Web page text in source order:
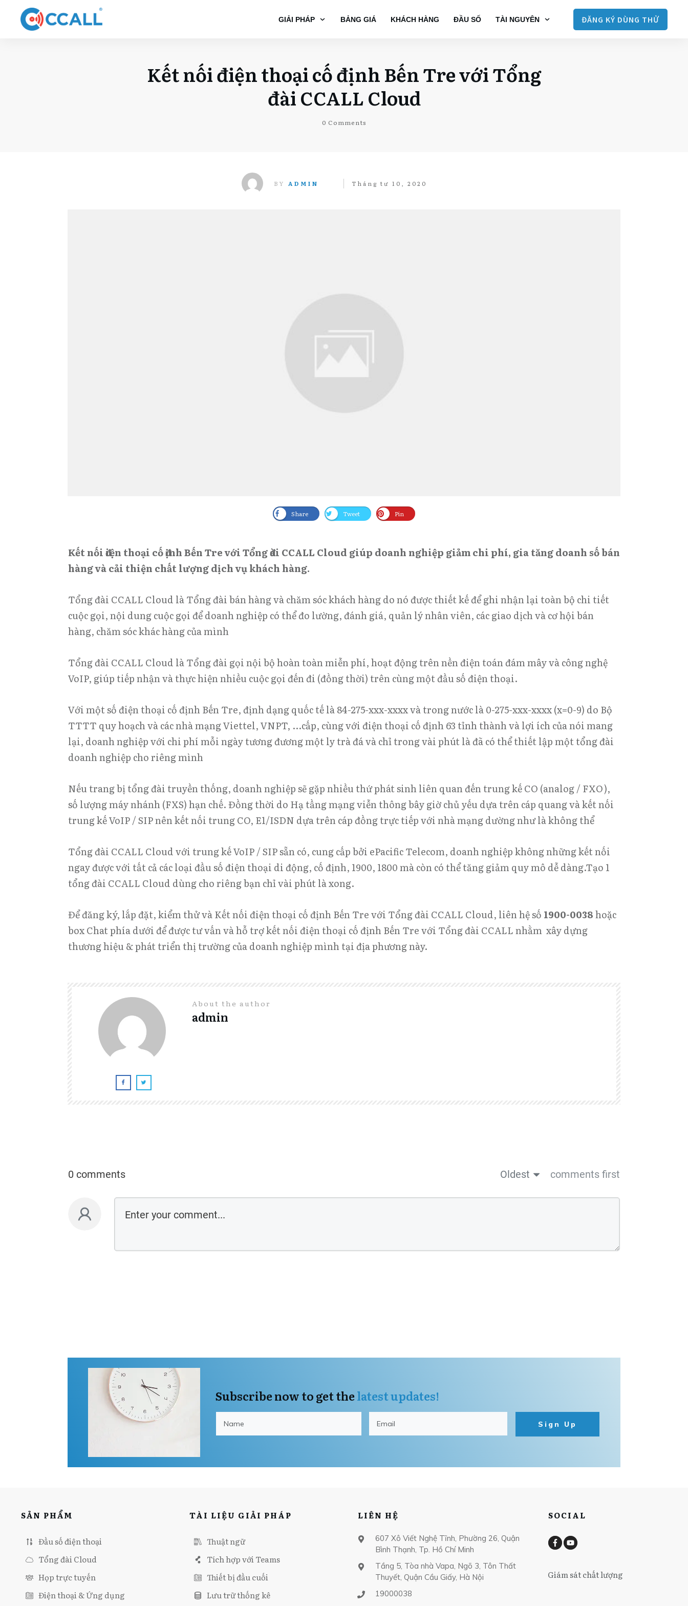
GIẢI PHÁP BẢNG GIÁ KHÁCH HÀNG ĐẦU SỐ TÀI NGUYÊN ĐĂNG KÝ DÙNG THỬ
Kết nối điện thoại cố định Bến Tre với Tổng
đài CCALL Cloud
0 Comments
BY ADMIN Tháng tư 10, 2020
Share Tweet Pin
Kết nối điện thoại cố định Bến Tre với Tổng đài CCALL Cloud giúp doanh nghiệp giảm chi phí, gia tăng doanh số bán
hàng và cải thiện chất lượng dịch vụ khách hàng.
Tổng đài CCALL Cloud là Tổng đài bán hàng và chăm sóc khách hàng do nó được thiết kế để ghi nhận lại toàn bộ chi tiết
cuộc gọi, nội dung cuộc gọi để doanh nghiệp có thể đo lường, đánh giá, quản lý nhân viên, các giao dịch và cơ hội bán
hàng, chăm sóc khác hàng của mình
Tổng đài CCALL Cloud là Tổng đài gọi nội bộ hoàn toàn miễn phí, hoạt động trên nền điện toán đám mây và công nghệ
VoIP, giúp tiếp nhận và thực hiện nhiều cuộc gọi đến đi (đồng thời) trên cùng một đầu số điện thoại.
Với một số điện thoại cố định Bến Tre, định dạng quốc tế là 84-275-xxx-xxxx và trong nước là 0-275-xxx-xxxx (x=0-9) do Bộ
TTTT quy hoạch và các nhà mạng Viettel, VNPT, ...cấp, cùng với điện thoại cố định 63 tỉnh thành và lợi íchcủa nói mang
lại, doanh nghiệp với chi phí mỗi ngày tương đương một ly trà đá và chỉ trong vài phút là đã có thể thiết lập một tổng đài
doanh nghiệp cho riêng mình
Nếu trang bị tổng đài truyền thống, doanh nghiệp sẽ gặp nhiều thứ phát sinh liên quan đến trung kế CO (analog / FXO),
số lượng máy nhánh (FXS) hạn chế. Đồng thời do Hạ tầng mạng viễn thông bây giờ chủ yếu dựa trên cáp quang và kết nối
trung kế VoIP / SIP nên kết nối trung CO, E1/ISDN dựa trên cáp đồng trực tiếp với nhà mạng dường như là không thể
Tổng đài CCALL Cloud với trung kế VoIP / SIP sẵn có, cung cấp bởi ePacific Telecom, doanh nghiệp không những kết nối
ngay được với tất cả các loại đầu số điện thoại di động, cố định, 1900, 1800 mà còn có thể tăng giảm quy mô dễ dàng.Tạo 1
tổng đài CCALL Cloud dùng cho riêng bạn chỉ vài phút là xong.
Để đăng ký, lắp đặt, kiểm thử và Kết nối điện thoại cố định Bến Tre với Tổng đài CCALL Cloud, liên hệ số 1900-0038hoặc
box Chat phía dưới để được tư vấn và hỗ trợ kết nối điện thoại cố định Bến Tre với Tổng đài CCALL nhằm xây dựng
thương hiệu & phát triển thị trường của doanh nghiệp mình tại địa phương này.
About the author
admin
0 comments Oldest comments first
Subscribe now to get thelatest updates!
Sign Up
SẢN PHẨM
Đầu số điện thoại
Tổng đài Cloud
Họp trực tuyến
Điện thoại & Ứng dụng
TÀI LIỆU GIẢI PHÁP
Thuật ngữ
Tích hợp với Teams
Thiết bị đầu cuối
Lưu trữ thống kê
LIÊN HỆ
607 Xô Viết Nghệ Tĩnh, Phường 26, Quận
Bình Thạnh, Tp. Hồ Chí Minh
Tầng 5, Tòa nhà Vapa, Ngõ 3, Tôn Thất
Thuyết, Quận Cầu Giấy, Hà Nội
19000038
SOCIAL
Giám sát chất lượng